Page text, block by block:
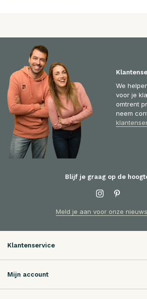
We
voor je
omtrent
neem
Blijf je graag op de
Meld je aan voor onze
Klantenservice
Mijn account